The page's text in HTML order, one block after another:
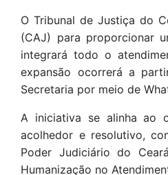
O Tribunal de Justiça do
(CAJ) para proporcionar
integrará todo o
expansão ocorrerá a
Secretaria por meio de
A iniciativa se alinha ao
acolhedor e resolutivo,
Poder Judiciário do
Humanização no